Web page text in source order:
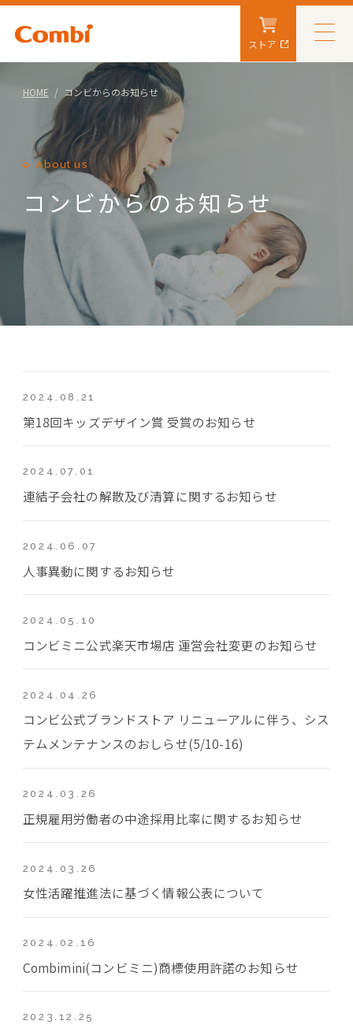
ストア
HOME コンビからのお知らせ
About us
コンビからのお知らせ
2024.08.21
第18回キッズデザイン賞 受賞のお知らせ
2024.07.01
連結子会社の解散及び清算に関するお知らせ
2024.06.07
人事異動に関するお知らせ
2024.05.10
コンビミニ公式楽天市場店 運営会社変更のお知らせ
2024.04.26
コンビ公式ブランドストア リニューアルに伴う、シス
テムメンテナンスのおしらせ(5/10-16)
2024.03.26
正規雇用労働者の中途採用比率に関するお知らせ
2024.03.26
女性活躍推進法に基づく情報公表について
2024.02.16
Combimini(コンビミニ)商標使用許諾のお知らせ
2023.12.25